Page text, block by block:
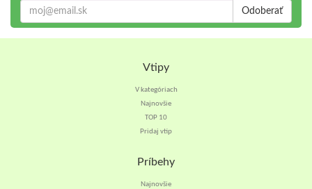
Odoberať
Vtipy
V kategóriach
Najnovšie
TOP 10
Pridaj vtip
Príbehy
Najnovšie